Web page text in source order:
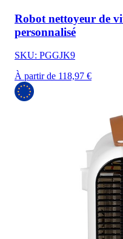
Robot nettoyeur de
personnalisé
SKU: PGGJK9
À partir de 118,97 €